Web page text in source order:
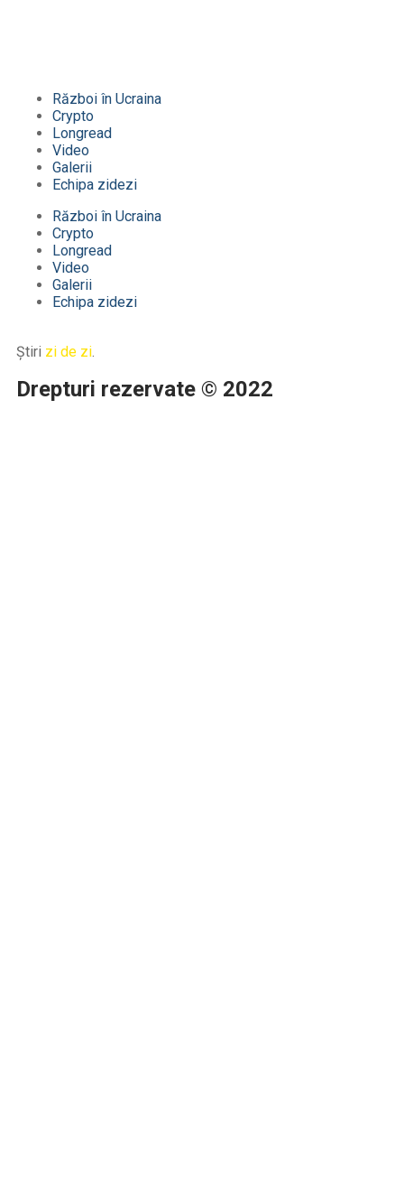
Război în Ucraina
Crypto
Longread
Video
Galerii
Echipa zidezi
Război în Ucraina
Crypto
Longread
Video
Galerii
Echipa zidezi
Știri zi de zi.
Drepturi rezervate © 2022